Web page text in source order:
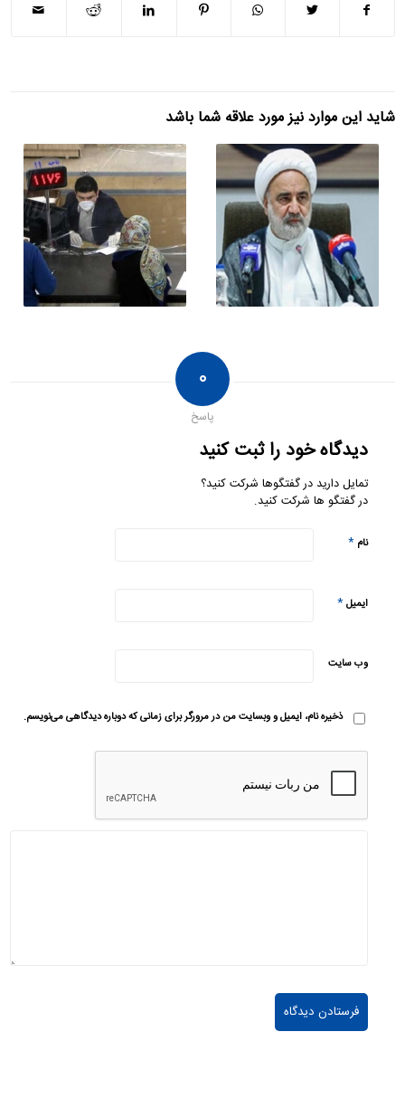
شاید این موارد نیز مورد علاقه شما باشد
۰
پاسخ
دیدگاه خود را ثبت کنید
تمایل دارید در گفتگوها شرکت کنید؟
در گفتگو ها شرکت کنید.
نام*
ایمیل*
وب‌ سایت
ذخیره نام، ایمیل و وبسایت من در مرورگر برای زمانی که دوباره دیدگاهی می‌نویسم.